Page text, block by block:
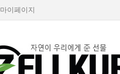
마이페이지